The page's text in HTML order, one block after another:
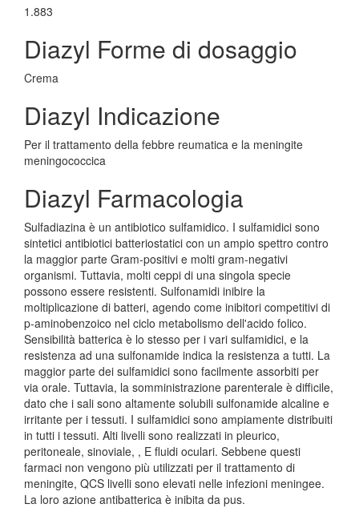
1.883
Diazyl Forme di dosaggio
Crema
Diazyl Indicazione
Per il trattamento della febbre reumatica e la meningite
meningococcica
Diazyl Farmacologia
Sulfadiazina è un antibiotico sulfamidico. I sulfamidici sono
sintetici antibiotici batteriostatici con un ampio spettro contro
la maggior parte Gram-positivi e molti gram-negativi
organismi. Tuttavia, molti ceppi di una singola specie
possono essere resistenti. Sulfonamidi inibire la
moltiplicazione di batteri, agendo come inibitori competitivi di
p-aminobenzoico nel ciclo metabolismo dell'acido folico.
Sensibilità batterica è lo stesso per i vari sulfamidici, e la
resistenza ad una sulfonamide indica la resistenza a tutti. La
maggior parte dei sulfamidici sono facilmente assorbiti per
via orale. Tuttavia, la somministrazione parenterale è difficile,
dato che i sali sono altamente solubili sulfonamide alcaline e
irritante per i tessuti. I sulfamidici sono ampiamente distribuiti
in tutti i tessuti. Alti livelli sono realizzati in pleurico,
peritoneale, sinoviale, , E fluidi oculari. Sebbene questi
farmaci non vengono più utilizzati per il trattamento di
meningite, QCS livelli sono elevati nelle infezioni meningee.
La loro azione antibatterica è inibita da pus.